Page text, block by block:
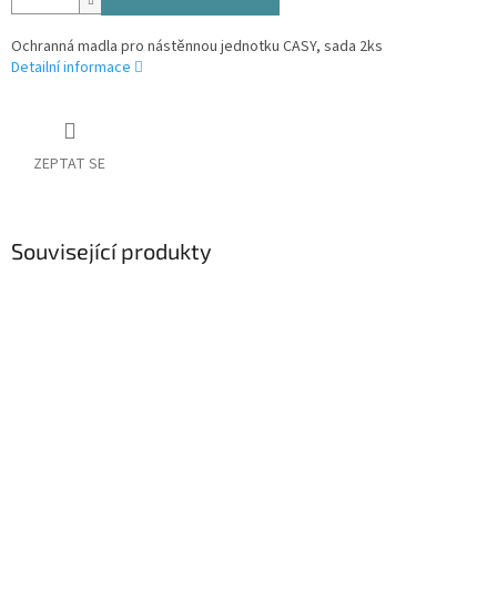
Ochranná madla pro nástěnnou jednotku CASY, sada 2ks
Detailní informace
ZEPTAT SE
Související produkty